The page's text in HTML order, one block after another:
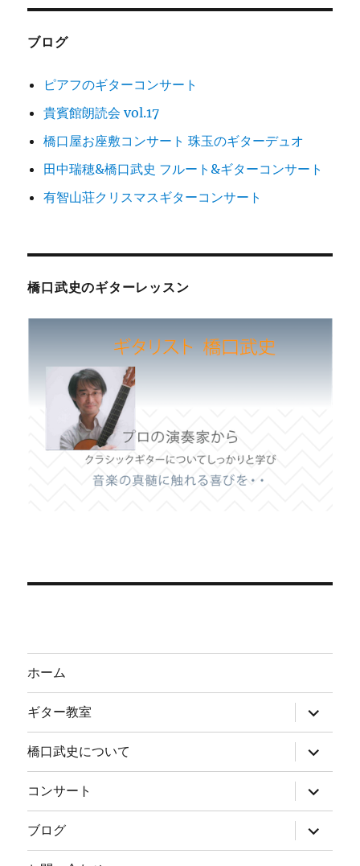
ブログ
ピアフのギターコンサート
貴賓館朗読会 vol.17
橋口屋お座敷コンサート 珠玉のギターデュオ
田中瑞穂&橋口武史 フルート&ギターコンサート
有智山荘クリスマスギターコンサート
橋口武史のギターレッスン
ホーム
ギター教室
サ
ブ
メ
ニ
ュ
ー
を
展
開
橋口武史について
サ
ブ
メ
ニ
ュ
ー
を
展
開
コンサート
サ
ブ
メ
ニ
ュ
ー
ブログ
サ
ブ
メ